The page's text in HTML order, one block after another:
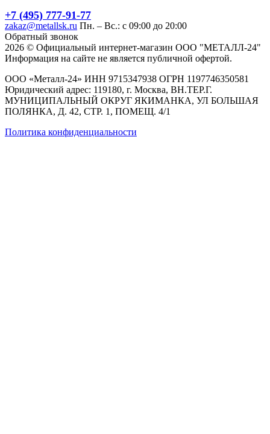
+7 (495) 777-91-77
zakaz@metallsk.ru Пн. – Вс.: с 09:00 до 20:00
Обратный звонок
2026 © Официальный интернет-магазин ООО "МЕТАЛЛ-24"
Информация на сайте не является публичной офертой.
ООО «Металл-24» ИНН 9715347938 ОГРН 1197746350581
Юридический адрес: 119180, г. Москва, ВН.ТЕР.Г.
МУНИЦИПАЛЬНЫЙ ОКРУГ ЯКИМАНКА, УЛ БОЛЬШАЯ
ПОЛЯНКА, Д. 42, СТР. 1, ПОМЕЩ. 4/1
Политика конфиденциальности